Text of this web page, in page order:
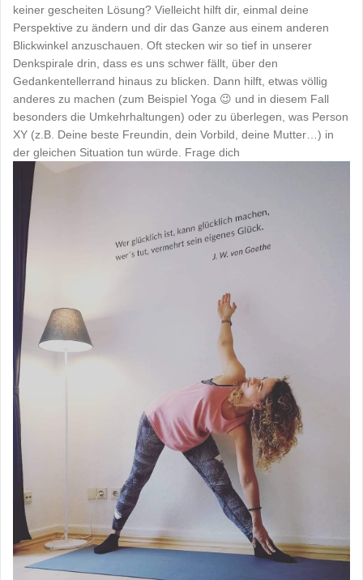
keiner gescheiten Lösung? Vielleicht hilft dir, einmal deine
Perspektive zu ändern und dir das Ganze aus einem anderen
Blickwinkel anzuschauen. Oft stecken wir so tief in unserer
Denkspirale drin, dass es uns schwer fällt, über den
Gedankentellerrand hinaus zu blicken. Dann hilft, etwas völlig
anderes zu machen (zum Beispiel Yoga 😉 und in diesem Fall
besonders die Umkehrhaltungen) oder zu überlegen, was Person
XY (z.B. Deine beste Freundin, dein Vorbild, deine Mutter…) in
der gleichen Situation tun würde. Frage dich